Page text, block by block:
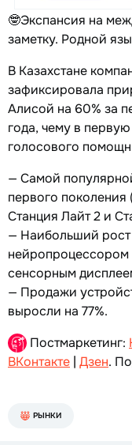
🤓Экспансия на
заметку. Родной
В Казахстане
зафиксировала
Алисой на 60% за
года, чему в
голосового
— Самой
первого
Станция Лайт 2 и
— Наибольший
нейропроцессором
сенсорным
— Продажи
выросли на 77%.
Постмаркетинг:
ВКонтакте | Дзен.
РЫНКИ